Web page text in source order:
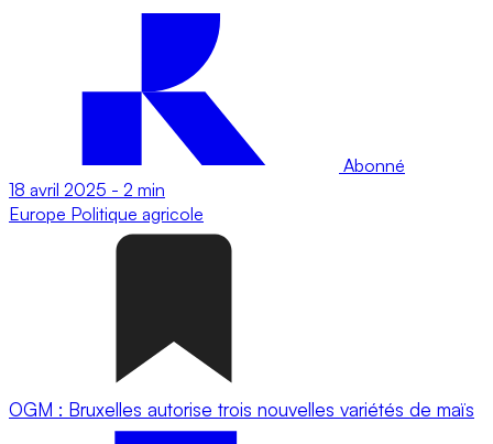
Abonné
18 avril 2025 - 2 min
Europe Politique agricole
OGM : Bruxelles autorise trois nouvelles variétés de maïs